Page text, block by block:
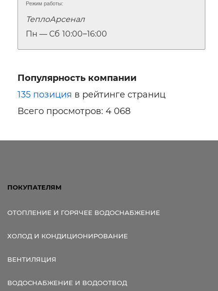
Режим работы:
ТеплоАрсенал
Пн — Сб 10:00‒16:00
Популярность компании
135 позиция в рейтинге страниц
Всего просмотров: 4 068
ПОКУПАТЕЛЯМ
ОТОПЛЕНИЕ И ГОРЯЧЕЕ ВОДОСНАБЖЕНИЕ
ХОЛОД И КОНДИЦИОНИРОВАНИЕ
ВЕНТИЛЯЦИЯ
ВОДОСНАБЖЕНИЕ И ВОДООТВОД